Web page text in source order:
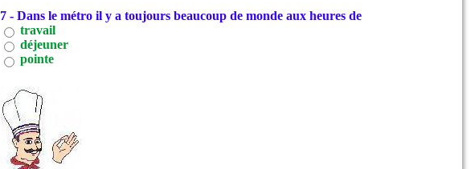
7 - Dans le métro il y a toujours beaucoup de monde aux heures de
travail
déjeuner
pointe